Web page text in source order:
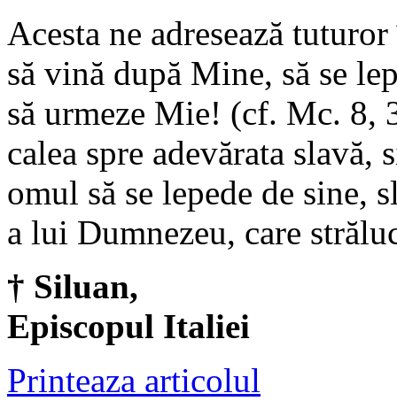
Acesta ne adresează
să vină după Mine, să se
să urmeze Mie! (cf. Mc. 8,
calea spre adevărata slavă,
omul să se lepede de sine,
a lui Dumnezeu, care
† Siluan,
Episcopul Italiei
Printeaza articolul